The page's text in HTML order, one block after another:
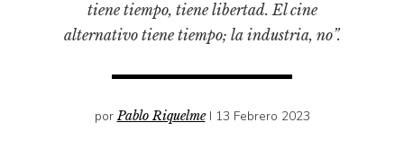
tiene tiempo, tiene libertad. El cine
alternativo tiene tiempo; la industria, no”.
porPablo Riquelme I 13 Febrero 2023